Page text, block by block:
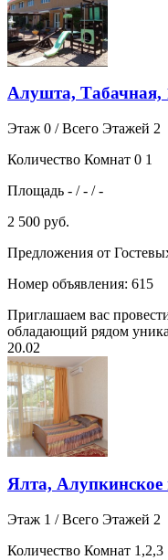
Алушта, Табачная,
Этаж 0 / Всего Этажей 2
Количество Комнат 0 1
Площадь - / - / -
2 500 руб.
Предложения от
Номер объявления: 615
Приглашаем вас
обладающий рядом
20.02
Ялта, Алупкинское
Этаж 1 / Всего Этажей 2
Количество Комнат 1,2,3